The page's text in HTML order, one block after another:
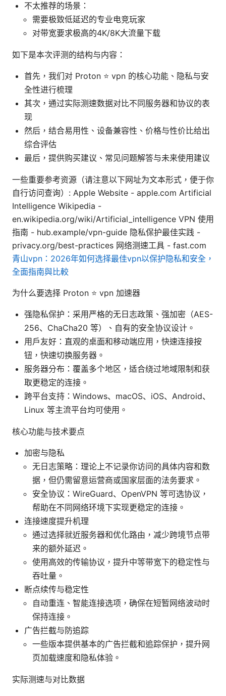
不太推荐的场景：
需要极致低延迟的专业电竞玩家
对带宽要求极高的4K/8K大流量下载
如下是本次评测的结构与内容：
首先，我们对 Proton ⭐ vpn 的核心功能、隐私与安
全性进行梳理
其次，通过实际测速数据对比不同服务器和协议的表
现
然后，结合易用性、设备兼容性、价格与性价比给出
综合评估
最后，提供购买建议、常见问题解答与未来使用建议
一些重要参考资源（请注意以下网址为文本形式，便于你
自行访问查询）: Apple Website - apple.com Artificial
Intelligence Wikipedia -
en.wikipedia.org/wiki/Artificial_intelligence VPN 使用
指南 - hub.example/vpn-guide 隐私保护最佳实践 -
privacy.org/best-practices 网络测速工具 - fast.com
青山vpn：2026年如何选择最佳vpn以保护隐私和安全，
全面指南與比較
为什么要选择 Proton ⭐ vpn 加速器
强隐私保护：采用严格的无日志政策、强加密（AES-
256、ChaCha20 等）、自有的安全协议设计。
用户友好：直观的桌面和移动端应用，快速连接按
钮，快速切换服务器。
服务器分布：覆盖多个地区，适合绕过地域限制和获
取更稳定的连接。
跨平台支持：Windows、macOS、iOS、Android、
Linux 等主流平台均可使用。
核心功能与技术要点
加密与隐私
无日志策略：理论上不记录你访问的具体内容和数
据，但仍需留意运营商或国家层面的法务要求。
安全协议：WireGuard、OpenVPN 等可选协议，
帮助在不同网络环境下实现更稳定的连接。
连接速度提升机理
通过选择就近服务器和优化路由，减少跨境节点带
来的额外延迟。
使用高效的传输协议，提升中等带宽下的稳定性与
吞吐量。
断点续传与稳定性
自动重连、智能连接选项，确保在短暂网络波动时
保持连接。
广告拦截与防追踪
一些版本提供基本的广告拦截和追踪保护，提升网
页加载速度和隐私体验。
实际测速与对比数据